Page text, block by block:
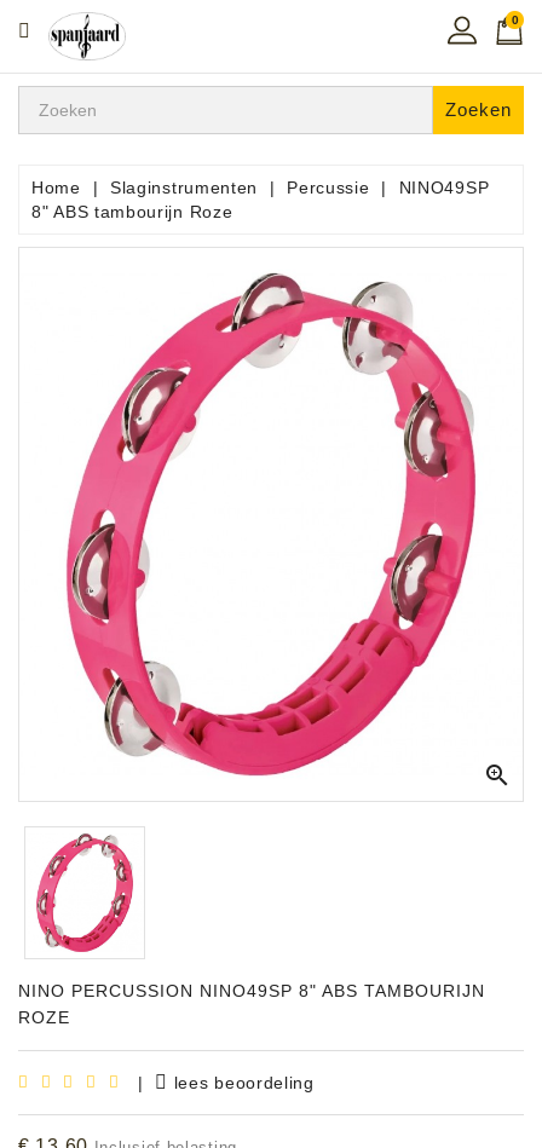
CATEGORIE
Home
In
De
Snaarinstrumenten
Apparatuur
Opname
Apparatuur
Blaasinstrumenten
Slaginstrumenten
Microfoons
Versterking
Instrumenten
Celtic
Shop
Bladmuziek
Accessoires
0
Zoeken
Home Slaginstrumenten Percussie
NINO49SP
8" ABS tambourijn Roze

NINO PERCUSSION NINO49SP 8" ABS TAMBOURIJN
ROZE
| lees beoordeling